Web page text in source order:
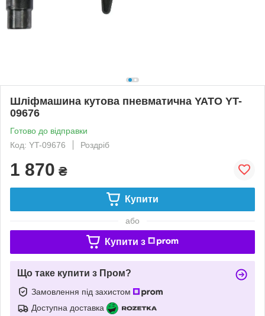
Шліфмашина кутова пневматична YATO YT-
09676
Готово до відправки
Код: YT-09676
Роздріб
1 870 ₴
Купити
або
Купити з
Що таке купити з Пром?
Замовлення під захистом
Доступна доставка